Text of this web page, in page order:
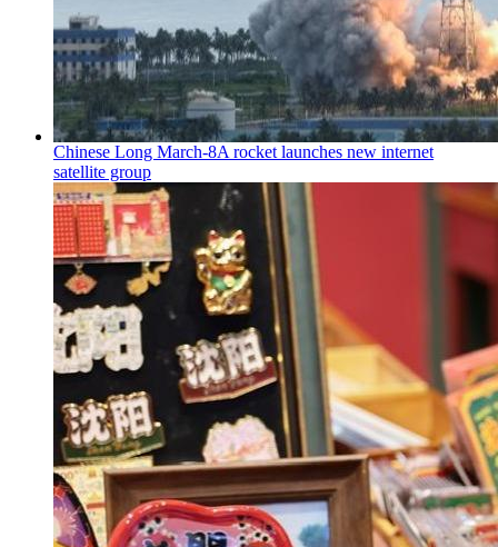
Chinese Long March-8A rocket launches new internet
satellite group